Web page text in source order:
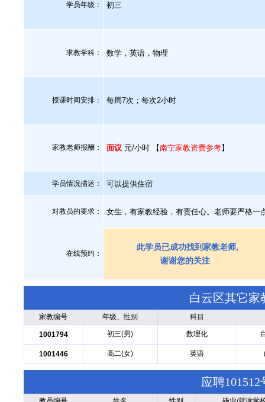
学员年级： 初三
求教学科： 数学，英语，物理
授课时间安排： 每周7次；每次2小时
家教老师报酬： 面议 元/小时 【南宁家教资费参考】
学员情况描述： 可以提供住宿
对教员的要求： 女生，有家教经验，有责任心。老师要严格一
在线预约：
此学员已成功找到家教老师,
谢谢您的关注
白云区其它家
家教编号 年级、性别 科目
1001794 初三(男) 数理化
1001446 高二(女) 英语
应聘